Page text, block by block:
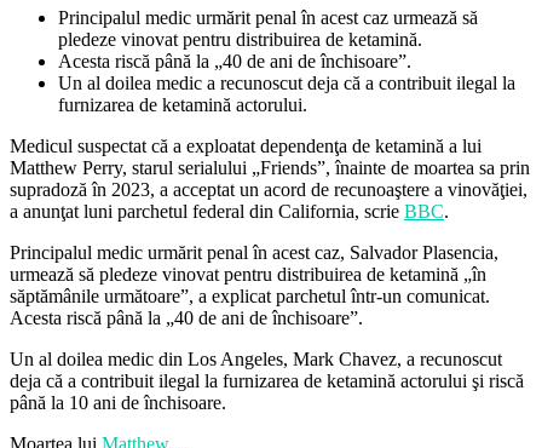
Principalul medic urmărit penal în acest caz urmează să
pledeze vinovat pentru distribuirea de ketamină.
Acesta riscă până la „40 de ani de închisoare”.
Un al doilea medic a recunoscut deja că a contribuit ilegal la
furnizarea de ketamină actorului.
Medicul suspectat că a exploatat dependenţa de ketamină a lui
Matthew Perry, starul serialului „Friends”, înainte de moartea sa prin
supradoză în 2023, a acceptat un acord de recunoaştere a vinovăţiei,
a anunţat luni parchetul federal din California, scrie BBC.
Principalul medic urmărit penal în acest caz, Salvador Plasencia,
urmează să pledeze vinovat pentru distribuirea de ketamină „în
săptămânile următoare”, a explicat parchetul într-un comunicat.
Acesta riscă până la „40 de ani de închisoare”.
Un al doilea medic din Los Angeles, Mark Chavez, a recunoscut
deja că a contribuit ilegal la furnizarea de ketamină actorului şi riscă
până la 10 ani de închisoare.